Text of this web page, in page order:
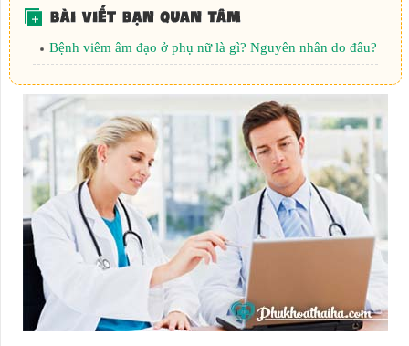
Bệnh viêm âm đạo ở phụ nữ là gì? Nguyên nhân do đâu?